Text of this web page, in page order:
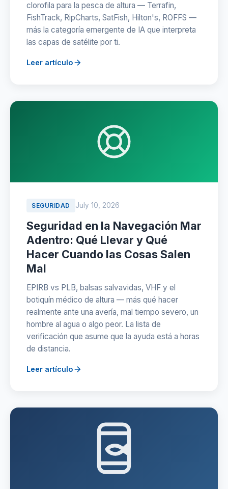
clorofila para la pesca de altura — Terrafin,
FishTrack, RipCharts, SatFish, Hilton's, ROFFS —
más la categoría emergente de IA que interpreta
las capas de satélite por ti.
Leer artículo
SEGURIDAD July 10, 2026
Seguridad en la Navegación Mar
Adentro: Qué Llevar y Qué
Hacer Cuando las Cosas Salen
Mal
EPIRB vs PLB, balsas salvavidas, VHF y el
botiquín médico de altura — más qué hacer
realmente ante una avería, mal tiempo severo, un
hombre al agua o algo peor. La lista de
verificación que asume que la ayuda está a horas
de distancia.
Leer artículo